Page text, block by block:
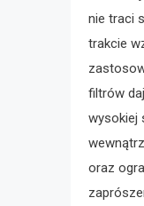
nie traci
trakcie
filtrów
wysokiej
oraz